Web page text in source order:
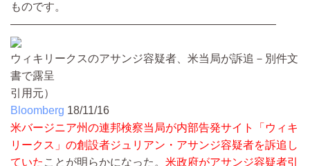
ものです。
————————————————————————
ウィキリークスのアサンジ容疑者、米当局が訴追－別件文
書で露呈
引用元）
Bloomberg 18/11/16
米バージニア州の連邦検察当局が内部告発サイト「ウィキ
リークス」の創設者ジュリアン・アサンジ容疑者を訴追し
ていた ことが明らかになった。 米政府がアサンジ容疑者引